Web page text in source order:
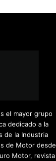
el mayor grupo
dedicado a la
de la Industria
de Motor desde
Motor, revista